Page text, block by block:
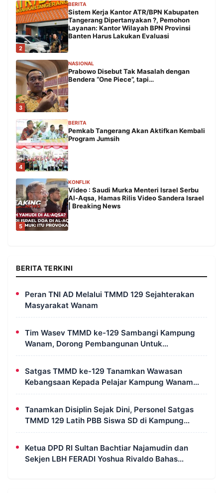
2
BERITA
Sistem Kerja Kantor ATR/BPN Kabupaten
Tangerang Dipertanyakan ?, Pemohon
Layanan: Kantor Wilayah BPN Provinsi
Banten Harus Lakukan Evaluasi
3
NASIONAL
Prabowo Disebut Tak Masalah dengan
Bendera “One Piece”, tapi…
4
BERITA
Pemkab Tangerang Akan Aktifkan Kembali
Program Jumsih
5
KONFLIK
Video : Saudi Murka Menteri Israel Serbu
Al-Aqsa, Hamas Rilis Video Sandera Israel
| Breaking News
BERITA TERKINI
Peran TNI AD Melalui TMMD 129 Sejahterakan
Masyarakat Wanam
Tim Wasev TMMD ke-129 Sambangi Kampung
Wanam, Dorong Pembangunan Untuk
Kesejahteraan Masyarakat
Satgas TMMD ke-129 Tanamkan Wawasan
Kebangsaan Kepada Pelajar Kampung Wanam
Merauke
Tanamkan Disiplin Sejak Dini, Personel Satgas
TMMD 129 Latih PBB Siswa SD di Kampung
Wanam
Ketua DPD RI Sultan Bachtiar Najamudin dan
Sekjen LBH FERADI Yoshua Rivaldo Bahas